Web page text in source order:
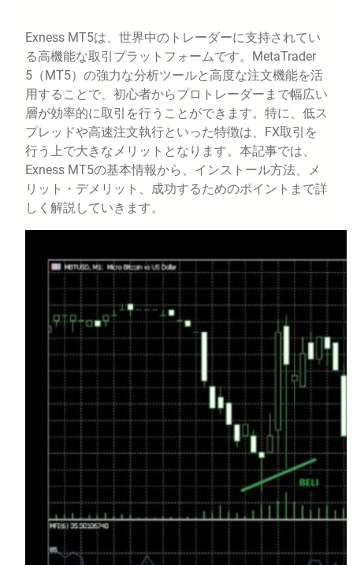
Exness MT5は、世界中のトレーダーに支持されてい
る高機能な取引プラットフォームです。MetaTrader
5（MT5）の強力な分析ツールと高度な注文機能を活
用することで、初心者からプロトレーダーまで幅広い
層が効率的に取引を行うことができます。特に、低ス
プレッドや高速注文執行といった特徴は、FX取引を
行う上で大きなメリットとなります。本記事では、
Exness MT5の基本情報から、インストール方法、メ
リット・デメリット、成功するためのポイントまで詳
しく解説していきます。